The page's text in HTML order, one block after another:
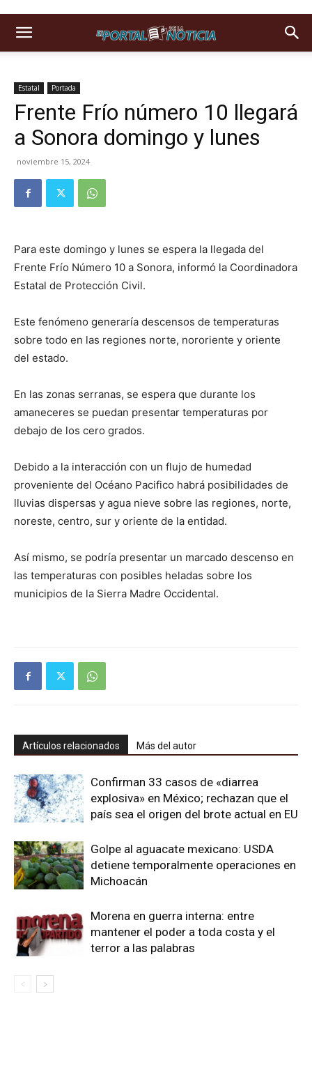
Estatal Portada
Frente Frío número 10 llegará
a Sonora domingo y lunes
noviembre 15, 2024
Para este domingo y lunes se espera la llegada del
Frente Frío Número 10 a Sonora, informó la Coordinadora
Estatal de Protección Civil.
Este fenómeno generaría descensos de temperaturas
sobre todo en las regiones norte, nororiente y oriente
del estado.
En las zonas serranas, se espera que durante los
amaneceres se puedan presentar temperaturas por
debajo de los cero grados.
Debido a la interacción con un flujo de humedad
proveniente del Océano Pacifico habrá posibilidades de
lluvias dispersas y agua nieve sobre las regiones, norte,
noreste, centro, sur y oriente de la entidad.
Así mismo, se podría presentar un marcado descenso en
las temperaturas con posibles heladas sobre los
municipios de la Sierra Madre Occidental.
Artículos relacionados Más del autor
Confirman 33 casos de «diarrea
explosiva» en México; rechazan que el
país sea el origen del brote actual en EU
Golpe al aguacate mexicano: USDA
detiene temporalmente operaciones en
Michoacán
Morena en guerra interna: entre
mantener el poder a toda costa y el
terror a las palabras